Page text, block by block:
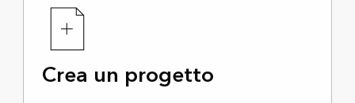
Crea un progetto